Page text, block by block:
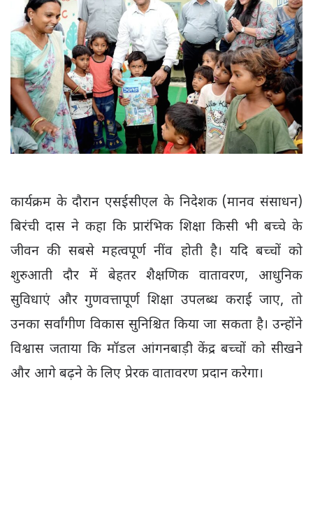
कार्यक्रम के दौरान एसईसीएल के निदेशक (मानव संसाधन)
बिरंची दास ने कहा कि प्रारंभिक शिक्षा किसी भी बच्चे के
जीवन की सबसे महत्वपूर्ण नींव होती है। यदि बच्चों को
शुरुआती दौर में बेहतर शैक्षणिक वातावरण, आधुनिक
सुविधाएं और गुणवत्तापूर्ण शिक्षा उपलब्ध कराई जाए, तो
उनका सर्वांगीण विकास सुनिश्चित किया जा सकता है। उन्होंने
विश्वास जताया कि मॉडल आंगनबाड़ी केंद्र बच्चों को सीखने
और आगे बढ़ने के लिए प्रेरक वातावरण प्रदान करेगा।